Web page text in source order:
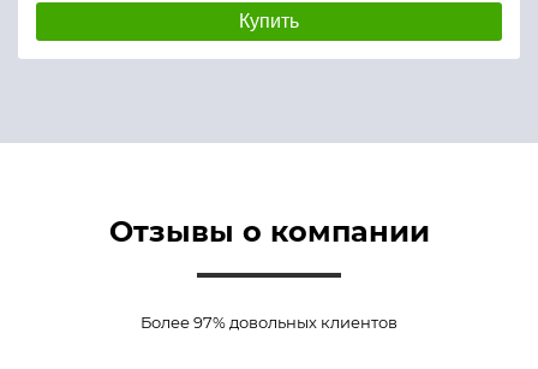
Купить
Отзывы о компании
Более 97% довольных клиентов